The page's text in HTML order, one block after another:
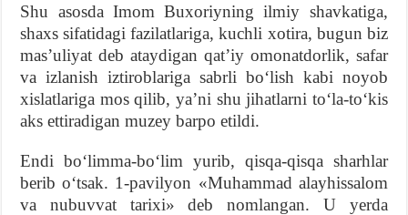
Shu asosda Imom Buxoriyning ilmiy shavkatiga,
shaxs sifatidagi fazilatlariga, kuchli xotira, bugun biz
masʼuliyat deb ataydigan qatʼiy omonatdorlik, safar
va izlanish iztiroblariga sabrli boʻlish kabi noyob
xislatlariga mos qilib, yaʼni shu jihatlarni toʻla-toʻkis
aks ettiradigan muzey barpo etildi.
Endi boʻlimma-boʻlim yurib, qisqa-qisqa sharhlar
berib oʻtsak. 1-pavilyon «Muhammad alayhissalom
va nubuvvat tarixi» deb nomlangan. U yerda